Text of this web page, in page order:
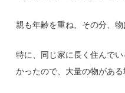
親も年齢を重ね、その分、
特に、同じ家に長く住んで
かったので、大量の物がある